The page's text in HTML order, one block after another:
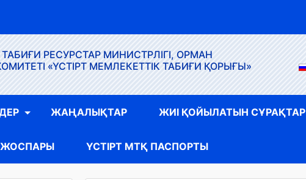
РЕСУРСТАР МИНИСТРЛІГІ, ОРМАН
«ҮСТІРТ МЕМЛЕКЕТТІК ТАБИҒИ ҚОРЫҒЫ»
ЖАҢАЛЫҚТАР ЖИІ ҚОЙЫЛАТЫН СҰРАҚТАР
ЖОСПАРЫ ҮСТІРТ МТҚ ПАСПОРТЫ